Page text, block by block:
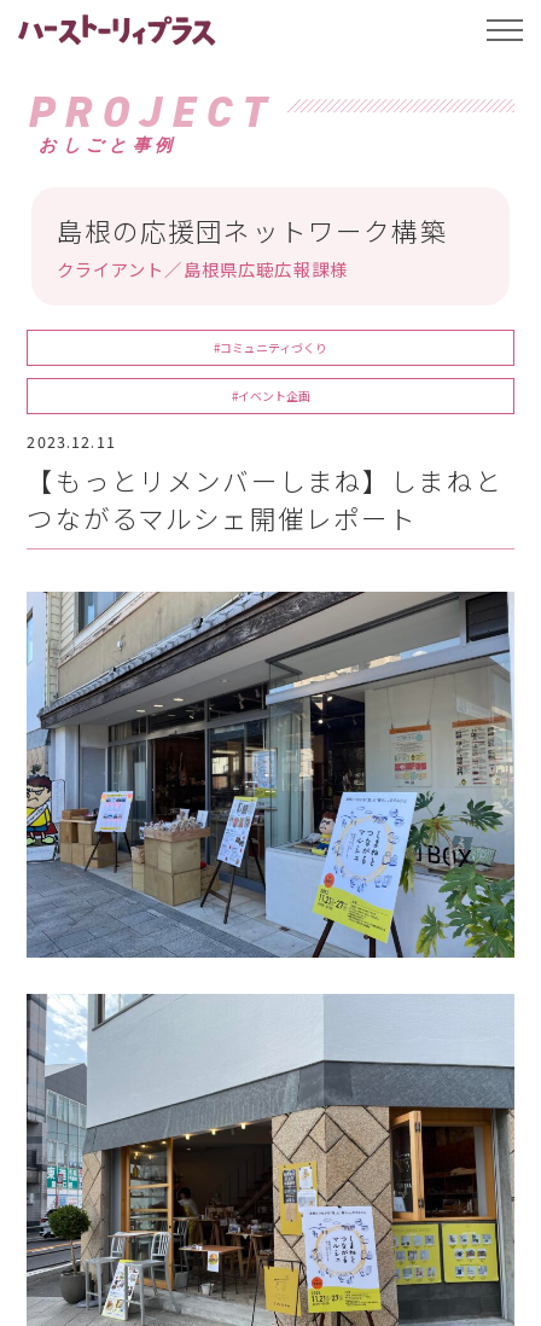
ハーストーリィプ
PROJECT
おしごと事例
島根の応援団ネットワーク構築
クライアント／島根県広聴広報課様
#コミュニティづくり
#イベント企画
2023.12.11
【もっとリメンバーしまね】しまねと
つながるマルシェ開催レポート
t
l